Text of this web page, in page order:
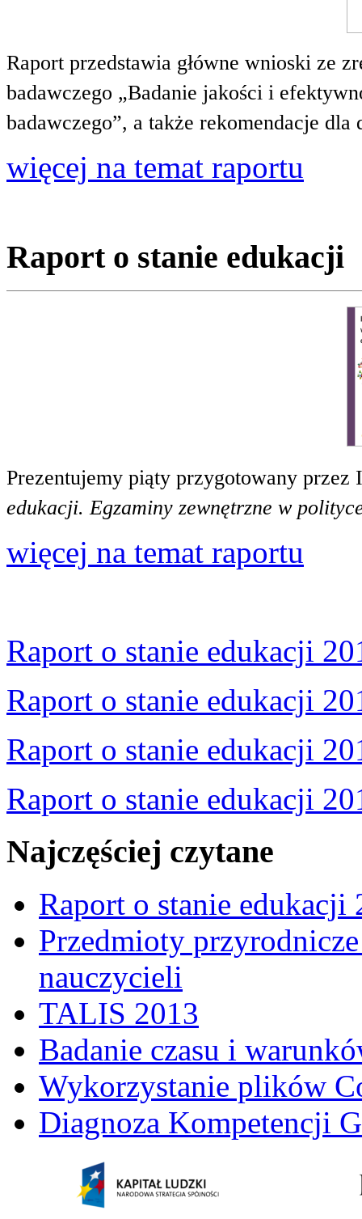
Raport przedstawia główne wnioski ze
badawczego „Badanie jakości i
badawczego”, a także rekomendacje
więcej na temat raportu
Raport o stanie edukacji
Prezentujemy piąty przygotowany
edukacji. Egzaminy zewnętrzne w
więcej na temat raportu
Raport o stanie edukacji
Raport o stanie edukacji
Raport o stanie edukacji
Raport o stanie edukacji
Najczęściej czytane
Raport o stanie edukacji
Przedmioty
nauczycieli
TALIS 2013
Badanie czasu i
Wykorzystanie plików
Diagnoza Kompetencji